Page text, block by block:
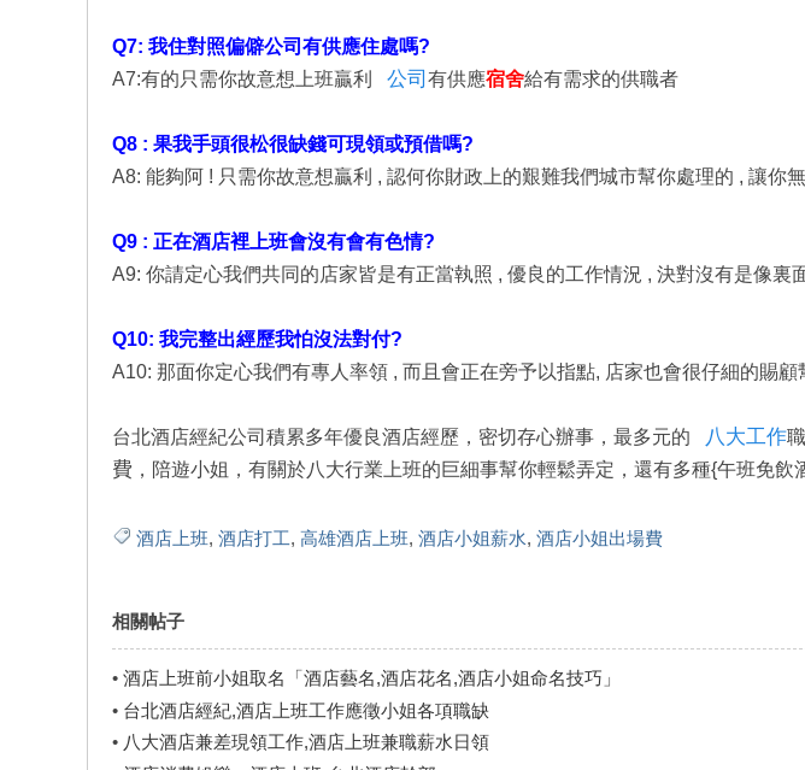
Q7: 我住對照偏僻公司有供應住處嗎?
A7:有的只需你故意想上班贏利
公司 有供應宿舍給有需求的供職者
Q8 : 果我手頭很松很缺錢可現領或預借嗎?
A8: 能夠阿 ! 只需你故意想贏利 , 認何你財政上的艱難我們城市幫你處理的 , 讓你
Q9 : 正在酒店裡上班會沒有會有色情?
A9: 你請定心我們共同的店家皆是有正當執照 , 優良的工作情況 , 決對沒有是像裏
Q10: 我完整出經歷我怕沒法對付?
A10: 那面你定心我們有專人率領 , 而且會正在旁予以指點, 店家也會很仔細的賜
台北酒店經紀公司積累多年優良酒店經歷，密切存心辦事，最多元的 八大工作
費 ，陪遊小姐，有關於八大行業上班的巨細事幫你輕鬆弄定，還有多種{午班免
酒店上班, 酒店打工, 高雄酒店上班, 酒店小姐薪水, 酒店小姐出場費
相關帖子
• 酒店上班前小姐取名「酒店藝名,酒店花名,酒店小姐命名技巧」
• 台北酒店經紀,酒店上班工作應徵小姐各項職缺
• 八大酒店兼差現領工作,酒店上班兼職薪水日領